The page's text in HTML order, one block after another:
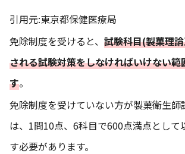
引用元:東京都保健医療局
免除制度を受けると、 試験科目(製菓理
される試験対策をしなければいけない範
す。
免除制度を受けていない方が製菓衛生師
は、1問10点、6科目で600点満点として
す必要があります。